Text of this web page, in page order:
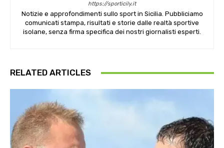
https://sporticily.it
Notizie e approfondimenti sullo sport in Sicilia. Pubbliciamo
comunicati stampa, risultati e storie dalle realtà sportive
isolane, senza firma specifica dei nostri giornalisti esperti.
RELATED ARTICLES